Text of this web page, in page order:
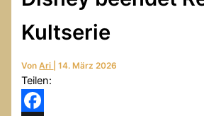
Kultserie
VonAri |14. März 2026
Teilen: